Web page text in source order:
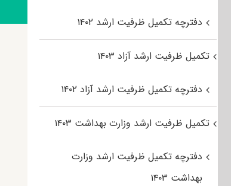
دفترچه تکمیل ظرفیت ارشد ۱۴۰۲
تکمیل ظرفیت ارشد آزاد ۱۴۰۳
دفترچه تکمیل ظرفیت ارشد آزاد ۱۴۰۲
تکمیل ظرفیت ارشد وزارت بهداشت ۱۴۰۳
دفترچه تکمیل ظرفیت ارشد وزارت
بهداشت ۱۴۰۳